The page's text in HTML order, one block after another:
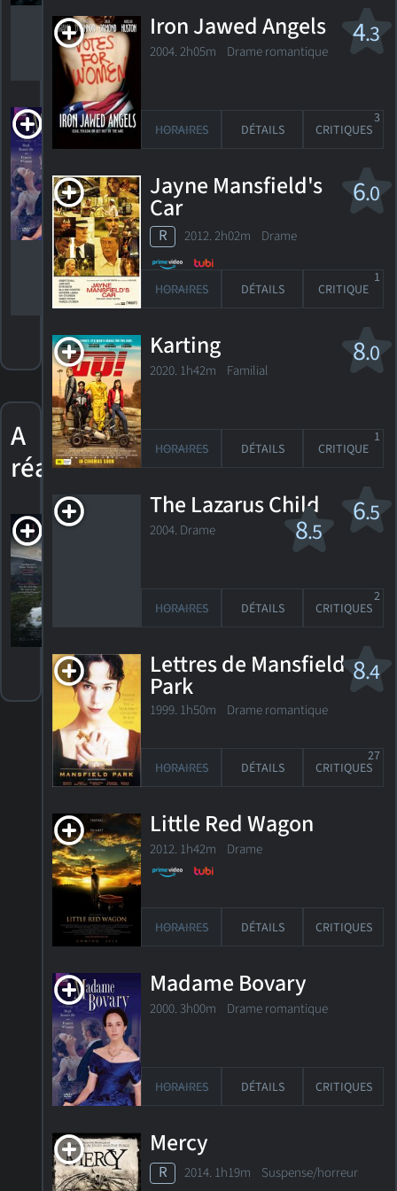
film ou
mini-série
Madame
Bovary
Golden
Globe 2001
Meilleure
actrice -
télévision -
film ou
mini-série
A
réalisé
8.5
Emily
2022. 2h10m Drame biographique
8
4.3
Iron Jawed Angels
2004. 2h05m Drame romantique
HORAIRES DÉTAILS CRITIQUES
3
6.0
Jayne Mansfield's
Car
R 2012. 2h02m Drame
HORAIRES DÉTAILS CRITIQUE
1
8.0
Karting
2020. 1h42m Familial
HORAIRES DÉTAILS CRITIQUE
1
6.5
The Lazarus Child
2004. Drame
HORAIRES DÉTAILS CRITIQUES
2
8.4
Lettres de Mansfield
Park
1999. 1h50m Drame romantique
HORAIRES DÉTAILS CRITIQUES
27
Little Red Wagon
2012. 1h42m Drame
HORAIRES DÉTAILS CRITIQUES
Madame Bovary
2000. 3h00m Drame romantique
HORAIRES DÉTAILS CRITIQUES
Mercy
R 2014. 1h19m Suspense/horreur